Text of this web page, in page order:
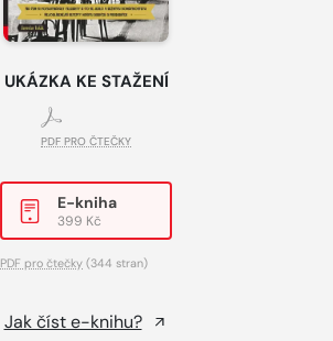
UKÁZKA KE STAŽENÍ
PDF PRO ČTEČKY
E-kniha
399 Kč
PDF pro čtečky (344 stran)
Jak číst e-knihu?